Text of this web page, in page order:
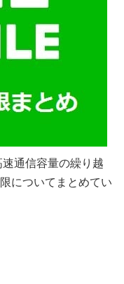
通信容量の繰り越
についてまとめてい